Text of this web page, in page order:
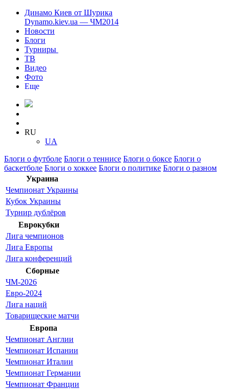
Динамо Киев от Шурика
Dynamo.kiev.ua — ЧМ2014
Новости
Блоги
Турниры
ТВ
Видео
Фото
Еще
RU
UA
Блоги о футболе Блоги о теннисе Блоги о боксе Блоги о
баскетболе Блоги о хоккее Блоги о политике Блоги о разном
Украина
Чемпионат Украины
Кубок Украины
Турнир дублёров
Еврокубки
Лига чемпионов
Лига Европы
Лига конференций
Сборные
ЧМ-2026
Евро-2024
Лига наций
Товарищеские матчи
Европа
Чемпионат Англии
Чемпионат Испании
Чемпионат Италии
Чемпионат Германии
Чемпионат Франции